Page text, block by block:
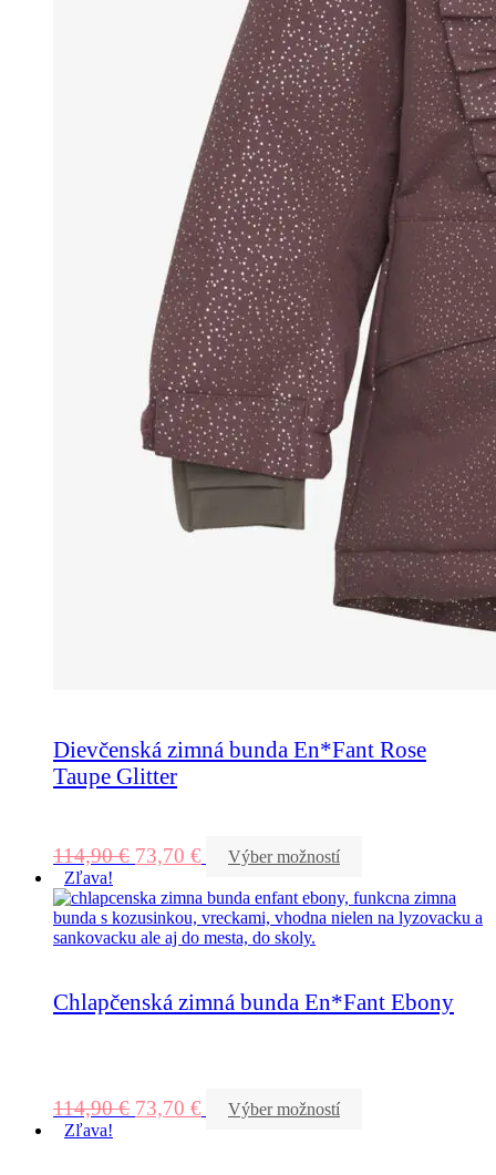
Dievčenská zimná bunda En*Fant Rose
Taupe Glitter
114,90€ 73,70 €
Výber možností
Zľava!
Chlapčenská zimná bunda En*Fant Ebony
114,90€ 73,70 €
Výber možností
Zľava!